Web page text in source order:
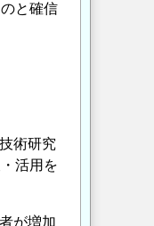
と確信
術研究
活用を
が増加